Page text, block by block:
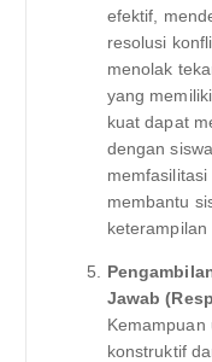
efektif,
resolusi
menolak
yang
kuat dapat
dengan
membantu
keterampilan
Jawab
Kemampuan
konstruktif